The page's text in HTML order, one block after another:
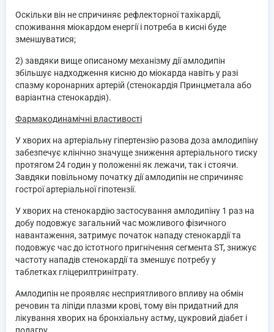
Оскільки він не спричиняє рефлекторної тахікардії,
споживання міокардом енергії і потреба в кисні буде
зменшуватися;
2) завдяки вище описаному механізму дії амлодипін
збільшує надходження кисню до міокарда навіть у разі
спазму коронарних артерій (стенокардія Принцметала або
варіантна стенокардія).
Фармакодинамічні властивості
У хворих на артеріальну гіпертензію разова доза амлодипіну
забезпечує клінічно значуще зниження артеріального тиску
протягом 24 годин у положенні як лежачи, так і стоячи.
Завдяки повільному початку дії амлодипін не спричиняє
гострої артеріальної гіпотензії.
У хворих на стенокардію застосування амлодипіну 1 раз на
добу подовжує загальний час можливого фізичного
навантаження, затримує початок нападу стенокардії та
подовжує час до істотного пригнічення сегмента ST, знижує
частоту нападів стенокардії та зменшує потребу у
таблетках гліцерилтринітрату.
Амлодипін не проявляє несприятливого впливу на обмін
речовин та ліпіди плазми крові, тому він придатний для
лікування хворих на бронхіальну астму, цукровий діабет і